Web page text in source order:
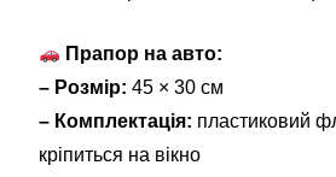
Прапор на авто:
– Розмір: 45 × 30 см
– Комплектація: пластиковий
кріпиться на вікно